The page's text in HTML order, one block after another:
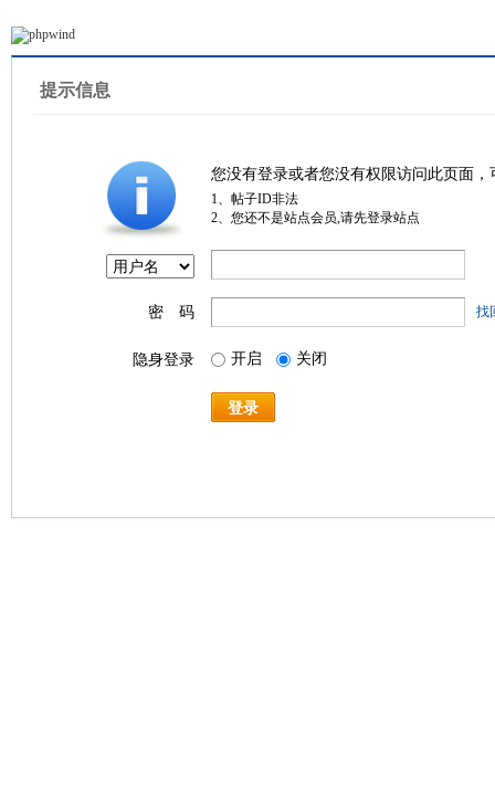
提示信息
您没有登录或者您没有权限访问此页面
1、帖子ID非法
2、您还不是站点会员,请先登录站点
密 码 找
隐身登录 开启 关闭
登录